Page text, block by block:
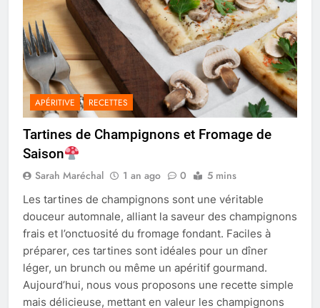
APÉRITIVE RECETTES
Tartines de Champignons et Fromage de
Saison
Sarah Maréchal 1 an ago 0 5 mins
Les tartines de champignons sont une véritable
douceur automnale, alliant la saveur des champignons
frais et l’onctuosité du fromage fondant. Faciles à
préparer, ces tartines sont idéales pour un dîner
léger, un brunch ou même un apéritif gourmand.
Aujourd’hui, nous vous proposons une recette simple
mais délicieuse, mettant en valeur les champignons